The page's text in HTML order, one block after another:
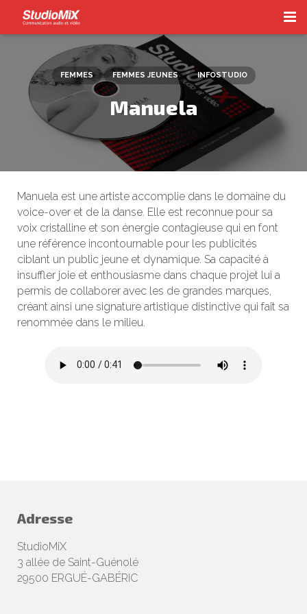
Radio
Téléphonie
InfoStudio
Contact
Manuela
FEMMES FEMMES JEUNES INFOSTUDIO
Manuela est une artiste accomplie dans le domaine du
voice-over et de la danse. Elle est reconnue pour sa
voix cristalline et son énergie contagieuse qui en font
une référence incontournable pour les publicités
ciblant un public jeune et dynamique. Sa capacité à
insuffler joie et enthousiasme dans chaque projet lui a
permis de collaborer avec les de grandes marques,
créant ainsi une signature artistique distinctive qui fait sa
renommée dans le milieu.
Adresse
StudioMiX
3 allée de Saint-Guénolé
29500 ERGUÉ-GABÉRIC